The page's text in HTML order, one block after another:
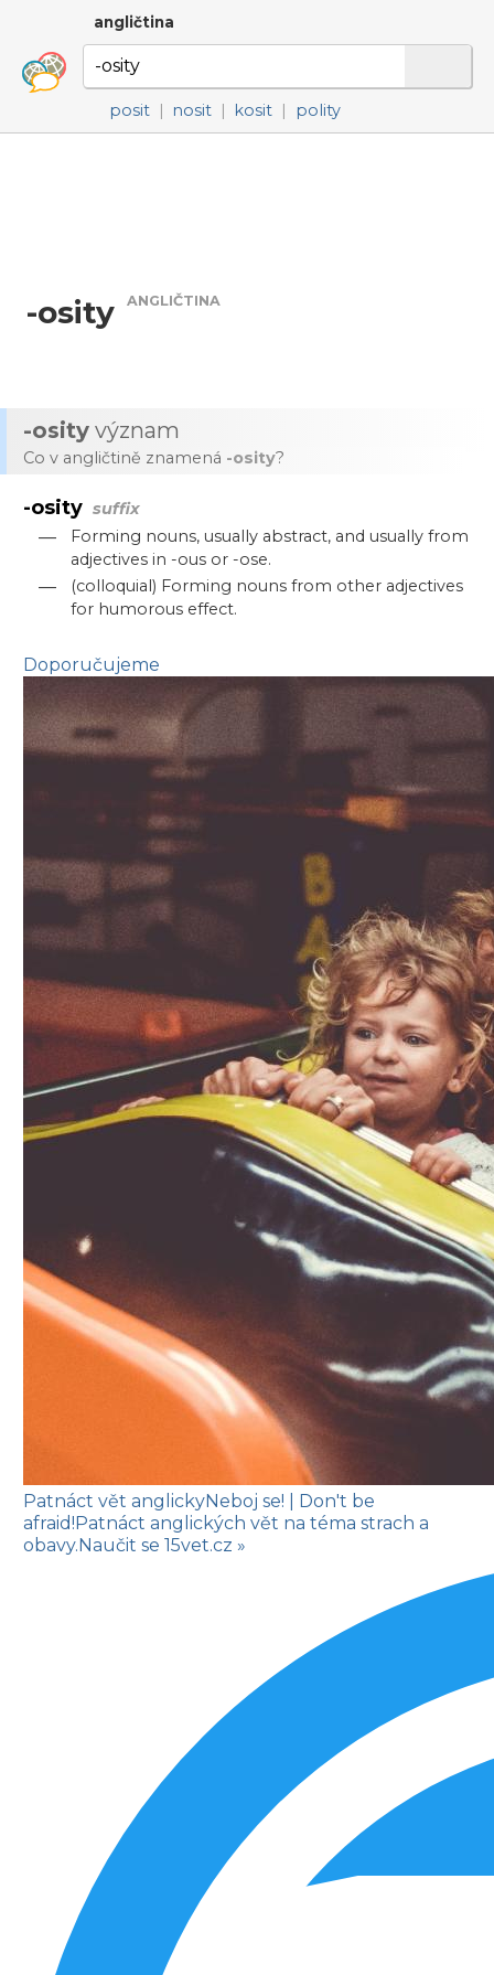
angličtina
posit | nosit | kosit | polity
-osity ANGLIČTINA
-osity význam
Co v angličtině znamená -osity?
-osity suffix
—
Forming nouns, usually abstract, and usually from
adjectives in -ous or -ose.
—
(colloquial) Forming nouns from other adjectives
for humorous effect.
Doporučujeme
Patnáct vět anglickyNeboj se!
| Don't be
afraid! Patnáct anglických vět na téma strach a
obavy. Naučit se 15vet.cz »